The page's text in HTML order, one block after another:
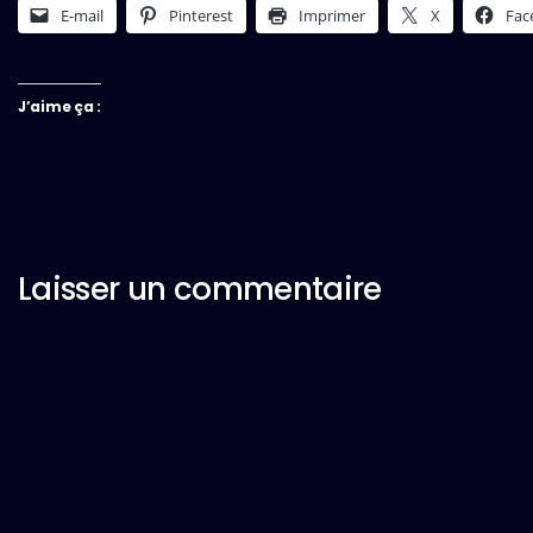
E-mail Pinterest Imprimer X
J’aime ça :
Laisser un commentaire